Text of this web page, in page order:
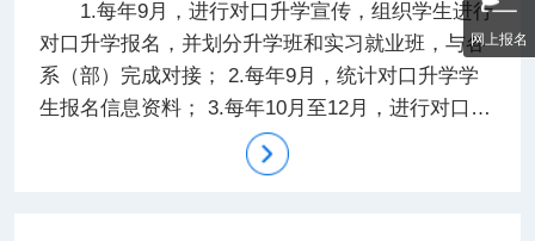
1.每年9月，进行对口升学宣传，组织学生进行
对口升学报名，并划分升学班和实习就业班，与各
系（部）完成对接； 2.每年9月，统计对口升学学
生报名信息资料； 3.每年10月至12月，进行对口升
网上报名